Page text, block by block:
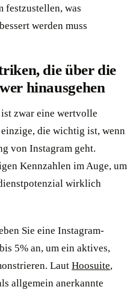
festzustellen, was
werden muss
die über die
hinausgehen
zwar eine wertvolle
die wichtig ist, wenn
von Instagram geht.
Kennzahlen im Auge, um
wirklich
Sie eine Instagram-
5% an, um ein aktives,
Laut Hoosuite,
allgemein anerkannte